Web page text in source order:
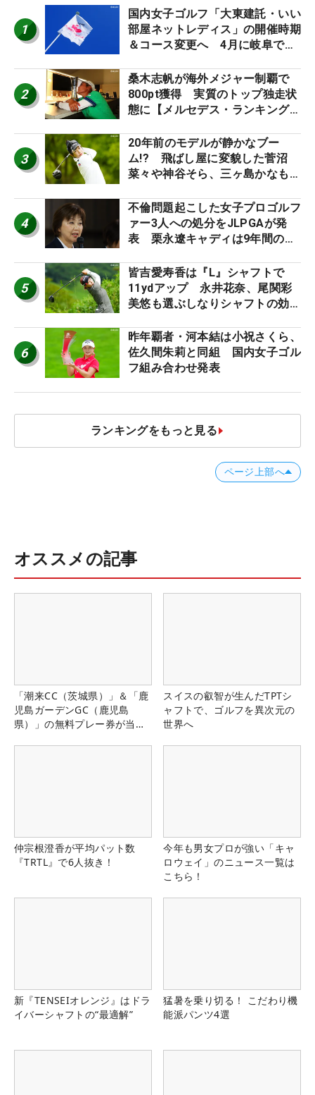
1
国内女子ゴルフ「大東建託・いい
部屋ネットレディス」の開催時期
＆コース変更へ 4月に岐阜で開
2
桑木志帆が海外メジャー制覇で
800pt獲得 実質のトップ独走状
態に【メルセデス・ランキング番
3
20年前のモデルが静かなブー
ム!? 飛ばし屋に変貌した菅沼
菜々や神谷そら、三ヶ島かなも使
ロたちの“飛ばしギア”】
4
不倫問題起こした女子プロゴルフ
ァー3人への処分をJLPGAが発
表 栗永遼キャディは9年間の立
5
皆吉愛寿香は『L』シャフトで
11ydアップ 永井花奈、尾関彩
美悠も選ぶしなりシャフトの効果
ア”】
6
昨年覇者・河本結は小祝さくら、
佐久間朱莉と同組 国内女子ゴル
フ組み合わせ発表
ランキングをもっと見る
ページ上部へ
オススメの記事
「潮来CC（茨城県）」＆「鹿
児島ガーデンGC（鹿児島
県）」の無料プレー券が当た
スイスの叡智が生んだTPTシ
ャフトで、ゴルフを異次元の
世界へ
仲宗根澄香が平均パット数
『TRTL』で6人抜き！
今年も男女プロが強い「キャ
ロウェイ」のニュース一覧は
こちら！
新『TENSEIオレンジ』はドラ
イバーシャフトの“最適解”
猛暑を乗り切る！ こだわり機
能派パンツ4選